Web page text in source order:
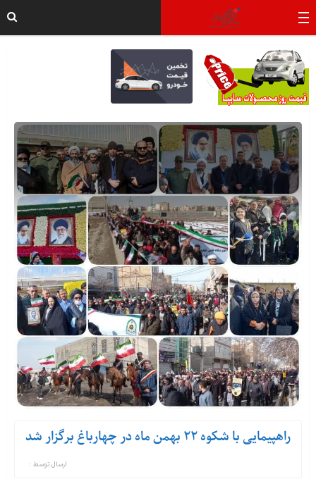
راهپیمایی با شکوه ۲۲ بهمن ماه در چهارباغ برگزار شد
ارسال توسط :